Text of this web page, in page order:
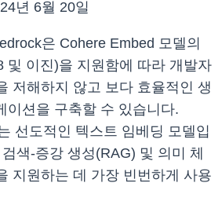
년 6월 20일
은 Cohere Embed 모델의
및 이진)을 지원함에 따라 개발자
저해하지 않고 보다 효율적인 생
이션을 구축할 수 있습니다.
선도적인 텍스트 임베딩 모델입
색-증강 생성(RAG) 및 의미 체
지원하는 데 가장 빈번하게 사용